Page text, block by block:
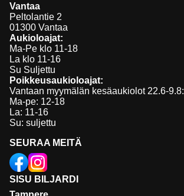
SISU BILJARDI
SEURAA MEITÄ
Vantaa
Peltolantie 2
01300 Vantaa
Aukioloajat:
Ma-Pe klo 11-18
La klo 11-16
Su Suljettu
Poikkeusaukioloajat:
Vantaan myymälän kesäaukiolot 22.6-9.8:
Ma-pe: 12-18
La: 11-16
Su: suljettu